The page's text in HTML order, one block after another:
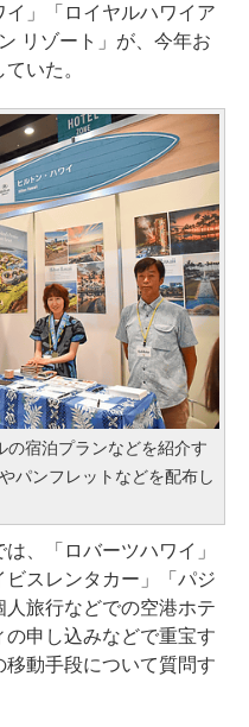
」「ロイヤルハワイア
リゾート」が、今年お
いた。
の宿泊プランなどを紹介す
パンフレットなどを配布し
、「ロバーツハワイ」
スレンタカー」「パジ
人旅行などでの空港ホテ
申し込みなどで重宝す
動手段について質問す